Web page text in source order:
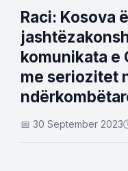
Raci: Kosova
komunikata e
me seriozitet
📅 30 September 2023